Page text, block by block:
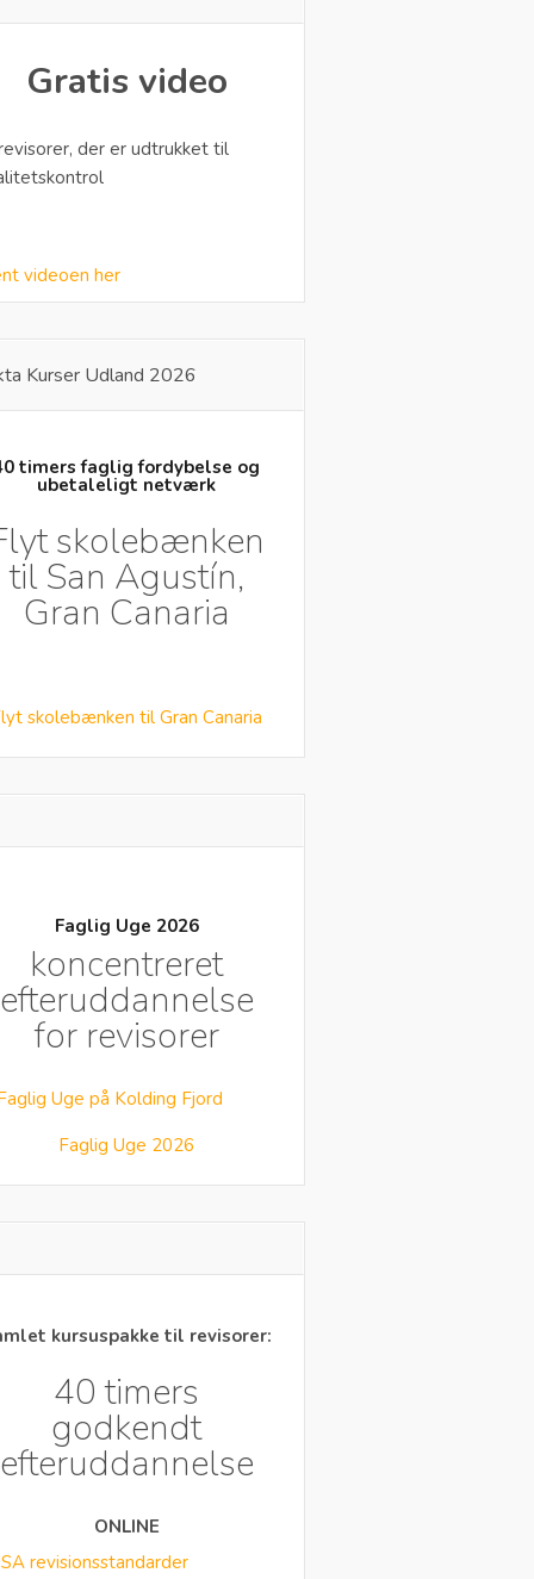
Gratis video
der er udtrukket til
videoen her
Kurser Udland 2026
timers faglig fordybelse og
ubetaleligt netværk
skolebænken
til San Agustín,
Gran Canaria
skolebænken til Gran Canaria
Faglig Uge 2026
koncentreret
efteruddannelse
for revisorer
Faglig Uge 2026
kursuspakke til revisorer:
40 timers
godkendt
efteruddannelse
ONLINE